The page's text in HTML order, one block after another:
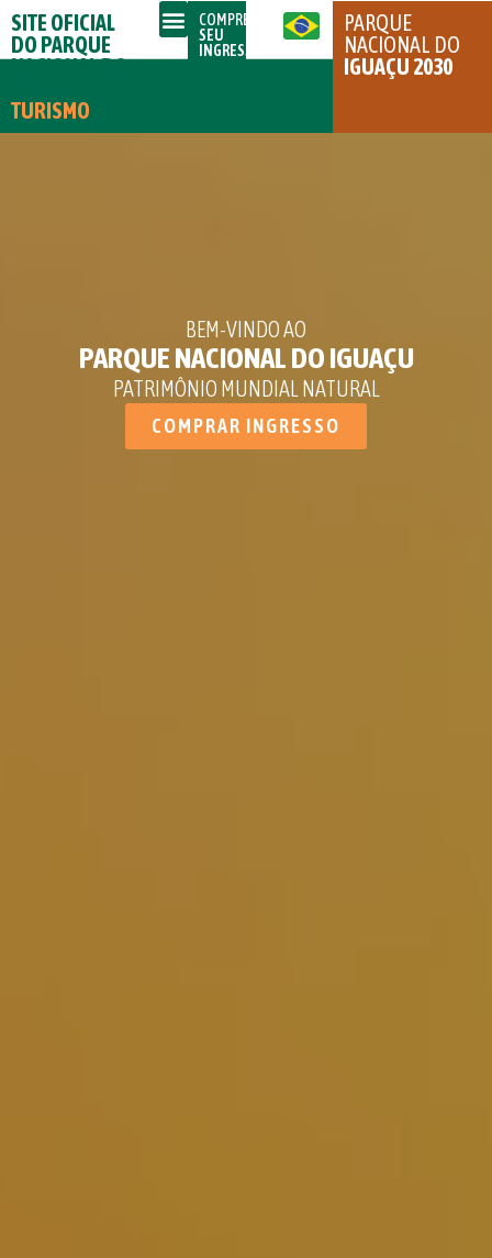
SITE OFICIAL
DO PARQUE
NACIONAL DO
TURISMO
COMPRE
SEU
INGRESSO
PARQUE
NACIONAL DO
IGUAÇU 2030
BEM-VINDO AO
PARQUE NACIONAL DO IGUAÇU
PATRIMÔNIO MUNDIAL NATURAL
COMPRAR INGRESSO